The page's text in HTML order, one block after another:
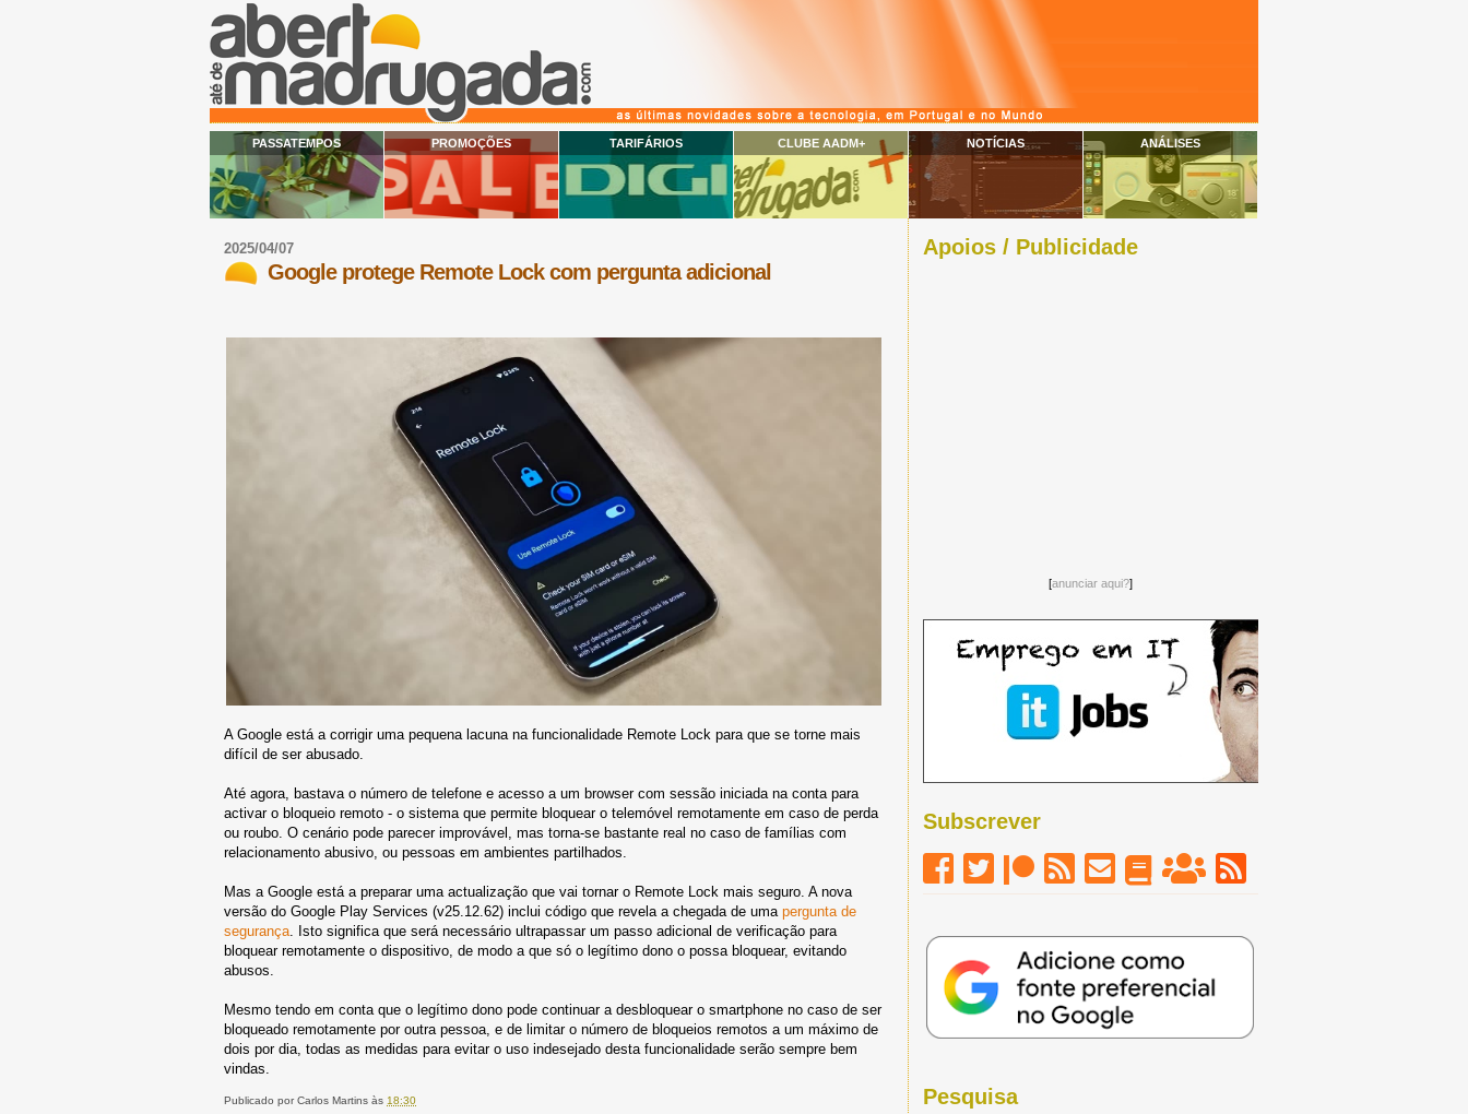
PASSATEMPOS PROMOÇÕES TARIFÁRIOS CLUBE AADM+ NOTÍCIAS ANÁLISES
2025/04/07
Google protege Remote Lock com pergunta adicional
A Google está a corrigir uma pequena lacuna na funcionalidade Remote Lock para que se torne mais
difícil de ser abusado.
Até agora, bastava o número de telefone e acesso a um browser com sessão iniciada na conta para
activar o bloqueio remoto - o sistema que permite bloquear o telemóvel remotamente em caso de perda
ou roubo. O cenário pode parecer improvável, mas torna-se bastante real no caso de famílias com
relacionamento abusivo, ou pessoas em ambientes partilhados.
Mas a Google está a preparar uma actualização que vai tornar o Remote Lock mais seguro. A nova
versão do Google Play Services (v25.12.62) inclui código que revela a chegada de uma pergunta de
segurança. Isto significa que será necessário ultrapassar um passo adicional de verificação para
bloquear remotamente o dispositivo, de modo a que só o legítimo dono o possa bloquear, evitando
abusos.
Mesmo tendo em conta que o legítimo dono pode continuar a desbloquear o smartphone no caso de ser
bloqueado remotamente por outra pessoa, e de limitar o número de bloqueios remotos a um máximo de
dois por dia, todas as medidas para evitar o uso indesejado desta funcionalidade serão sempre bem
vindas.
Publicado porCarlos Martins às 18:30
Apoios / Publicidade
[anunciar aqui?]
Subscrever
Pesquisa